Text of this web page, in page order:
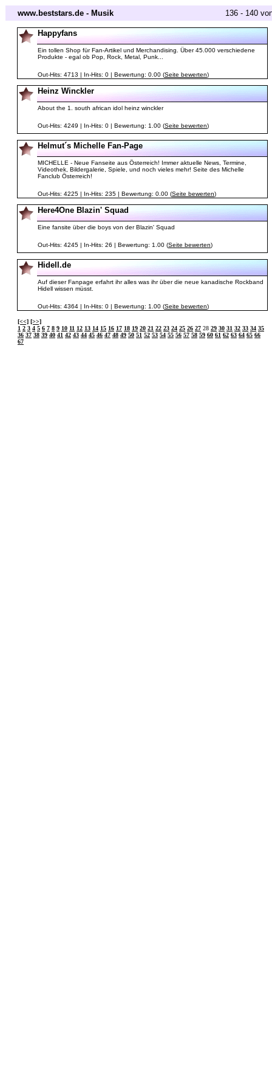
www.beststars.de - Musik 136 - 140
Happyfans
Ein tollen Shop für Fan-Artikel und Merchandising. Über 45.000 verschiedene
Produkte - egal ob Pop, Rock, Metal, Punk...
Out-Hits: 4713 | In-Hits: 0 | Bewertung: 0.00 (Seite bewerten)
Heinz Winckler
About the 1. south african idol heinz winckler
Out-Hits: 4249 | In-Hits: 0 | Bewertung: 1.00 (Seite bewerten)
Helmut´s Michelle Fan-Page
MICHELLE - Neue Fanseite aus Österreich! Immer aktuelle News, Termine,
Videothek, Bildergalerie, Spiele, und noch vieles mehr! Seite des Michelle
Fanclub Österreich!
Out-Hits: 4225 | In-Hits: 235 | Bewertung: 0.00 (Seite bewerten)
Here4One Blazin' Squad
Eine fansite über die boys von der Blazin' Squad
Out-Hits: 4245 | In-Hits: 26 | Bewertung: 1.00 (Seite bewerten)
Hidell.de
Auf dieser Fanpage erfahrt ihr alles was ihr über die neue kanadische Rockband
Hidell wissen müsst.
Out-Hits: 4364 | In-Hits: 0 | Bewertung: 1.00 (Seite bewerten)
[<<] [>>]
1 2 3 4 5 6 7 8 9 10 11 12 13 14 15 16 17 18 19 20 21 22 23 24 25 26 27 28 29 30 31 32 33 34 35
36 37 38 39 40 41 42 43 44 45 46 47 48 49 50 51 52 53 54 55 56 57 58 59 60 61 62 63 64 65 66
67